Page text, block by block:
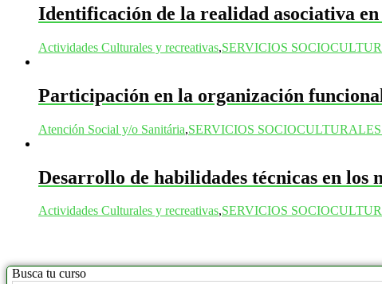
Identificación de la realidad asociativa
Actividades Culturales y recreativas,SERVICIOS
Participación en la organización
Atención Social y/o Sanitária,SERVICIOS
Desarrollo de habilidades técnicas en los
Actividades Culturales y recreativas,SERVICIOS
Busca tu curso